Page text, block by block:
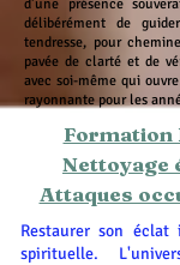
d'une présence
délibérément de
tendresse, pour
pavée de clarté et de
avec soi-même qui
rayonnante pour les
Formation
Nettoyage
Attaques
Restaurer son
spirituelle.